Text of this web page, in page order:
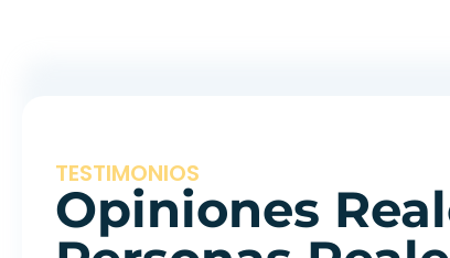
TESTIMONIOS
Opiniones